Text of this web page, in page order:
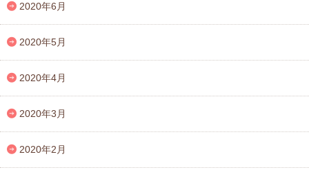
2020年6月
2020年5月
2020年4月
2020年3月
2020年2月